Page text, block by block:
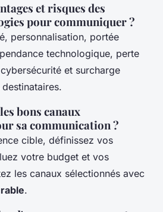
et risques des
pour communiquer ?
personnalisation, portée
technologique, perte
et surcharge
bons canaux
sa communication ?
cible, définissez vos
votre budget et vos
les canaux sélectionnés avec
.